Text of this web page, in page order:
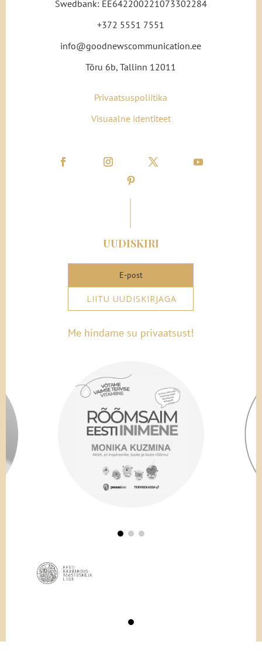
UUDISKIRI
LIITU UUDISKIRJAGA
Me hindame su privaatsust!
Swedbank: EE642200221073302284
+372 5551 7551
info@goodnewscommunication.ee
Tõru 6b, Tallinn 12011
Privaatsuspoliitika
Visuaalne identiteet